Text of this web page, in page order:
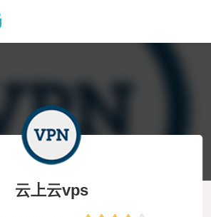
云上云vps